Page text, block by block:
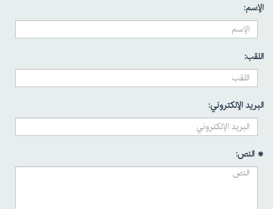
الإسم:
اللقب:
البريد الإلكتروني:
* النص: